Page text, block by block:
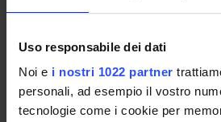
Uso responsabile dei dati
Noi e i nostri 1022 partner
personali, ad esempio il vostro
tecnologie come i cookie per
COMMISSIONI